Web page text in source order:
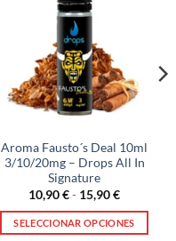
Aroma Fausto´s Deal 10ml
3/10/20mg – Drops All In
Signature
10,90€- 15,90€Rango
precios:
desde
SELECCIONAR OPCIONES